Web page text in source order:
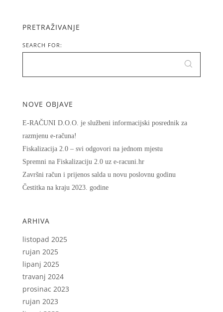
PRETRAŽIVANJE
SEARCH FOR:
NOVE OBJAVE
E-RAČUNI D.O.O. je službeni informacijski posrednik za
razmjenu e-računa!
Fiskalizacija 2.0 – svi odgovori na jednom mjestu
Spremni na Fiskalizaciju 2.0 uz e-racuni.hr
Završni račun i prijenos salda u novu poslovnu godinu
Čestitka na kraju 2023. godine
ARHIVA
listopad 2025
rujan 2025
lipanj 2025
travanj 2024
prosinac 2023
rujan 2023